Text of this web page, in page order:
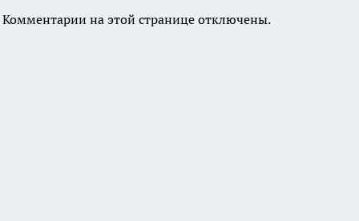
Комментарии на этой странице отключены.